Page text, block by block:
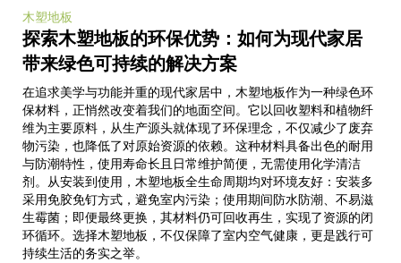
木塑地板
探索木塑地板的环保优势：如何为现代家居
带来绿色可持续的解决方案
在追求美学与功能并重的现代家居中，木塑地板作为一种绿色环
保材料，正悄然改变着我们的地面空间。它以回收塑料和植物纤
维为主要原料，从生产源头就体现了环保理念，不仅减少了废弃
物污染，也降低了对原始资源的依赖。这种材料具备出色的耐用
与防潮特性，使用寿命长且日常维护简便，无需使用化学清洁
剂。从安装到使用，木塑地板全生命周期均对环境友好：安装多
采用免胶免钉方式，避免室内污染；使用期间防水防潮、不易滋
生霉菌；即便最终更换，其材料仍可回收再生，实现了资源的闭
环循环。选择木塑地板，不仅保障了室内空气健康，更是践行可
持续生活的务实之举。